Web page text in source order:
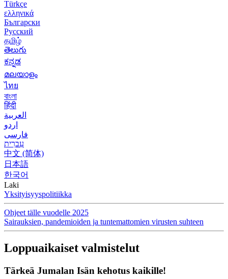
Türkçe
ελληνικά
Български
Русский
தமிழ்
తెలుగు
ಕನ್ನಡ
മലയാളം
ไทย
বাংলা
हिंदी
العربية
اردو
فارسی
עִברִית
中文 (简体)
日本語
한국어
Laki
Yksityisyyspolitiikka
Ohjeet tälle vuodelle 2025
Sairauksien, pandemioiden ja tuntemattomien virusten suhteen
Loppuaikaiset valmistelut
Tärkeä Jumalan Isän kehotus kaikille!